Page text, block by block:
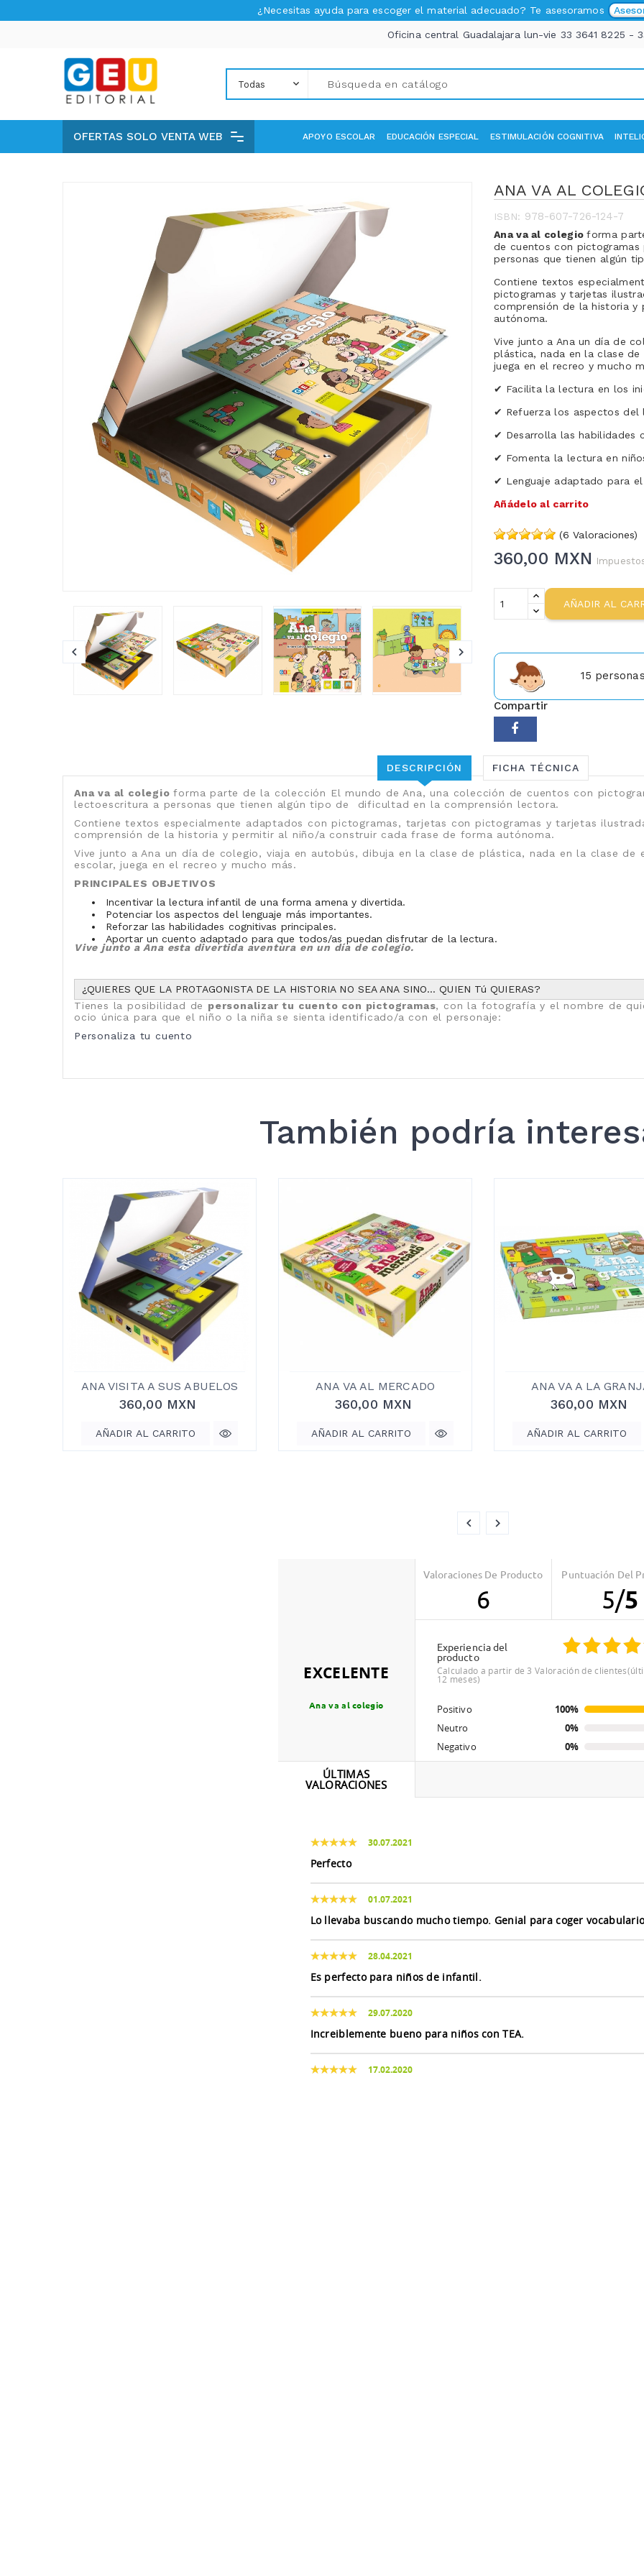
¿Necesitas ayuda para escoger el material adecuado? Te asesoramos
Oficina central Guadalajara lun-vie 33 3641 8225 -
OFERTAS SOLO VENTA WEB APOYO ESCOLAR EDUCACIÓN ESPECIAL ESTIMULACIÓN COGNITIVA
ANA VA AL
ISBN: 978-607-726-124-7
Ana va al colegioforma
de cuentos con
personas que tienen algún
Contiene textos
pictogramas y tarjetas
comprensión de la historia
autónoma.
Vive junto a Ana un día de
plástica, nada en la clase
juega en el recreo y mucho
✔ Facilita la lectura en los
✔ Refuerza los aspectos del
✔ Desarrolla las habilidades
✔ Fomenta la lectura en
✔ Lenguaje adaptado para
Añádelo al carrito
(6 Valoraciones)
360,00 MXN
AÑADIR AL
15
Compartir
DESCRIPCIÓN FICHA TÉCNICA
Ana va al colegioforma parte de la colección El mundo de Ana, una colección de cuentos con
lectoescritura a personas que tienen algún tipo de dificultad en la comprensión lectora.
Contiene textos especialmente adaptados con pictogramas, tarjetas con pictogramas y tarjetas
comprensión de la historia y permitir al niño/a construir cada frase de forma autónoma.
Vive junto a Ana un día de colegio, viaja en autobús, dibuja en la clase de plástica, nada en la clase
escolar, juega en el recreo y mucho más.
PRINCIPALES OBJETIVOS
Incentivar la lectura infantil de una forma amena y divertida.
Potenciar los aspectos del lenguaje más importantes.
Reforzar las habilidades cognitivas principales.
Aportar un cuento adaptado para que todos/as puedan disfrutar de la lectura.
Vive junto a Ana esta divertida aventura en un día de colegio.
¿QUIERES QUE LA PROTAGONISTA DE LA HISTORIA NO SEA ANA SINO... QUIEN Tú QUIERAS?
Tienes la posibilidad de personalizar tu cuento con pictogramas, con la fotografía y el nombre de
ocio única para que el niño o la niña se sienta identificado/a con el personaje:
Personaliza tu cuento
También podría
ANA VISITA A SUS ABUELOS
360,00 MXN
AÑADIR AL CARRITO
ANA VA AL MERCADO
360,00 MXN
AÑADIR AL CARRITO
ANA VA A LA
360,00 MXN
AÑADIR AL CARRITO
EXCELENTE
Ana va al colegio
Valoraciones De Producto
6
Puntuación Del
5/5
Experiencia del
producto
Calculado a partir de 3 Valoración de clientes(últimos
12 meses)
Positivo
100%
Neutro
0%
Negativo
0%
ÚLTIMAS
VALORACIONES
30.07.2021
Perfecto
01.07.2021
Lo llevaba buscando mucho tiempo. Genial para coger
28.04.2021
Es perfecto para niños de infantil.
29.07.2020
Increiblemente bueno para niños con TEA.
17.02.2020